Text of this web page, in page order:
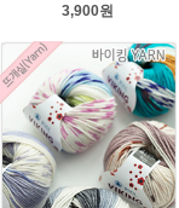
3,900원